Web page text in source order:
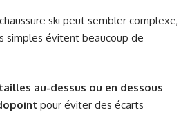
ski peut sembler complexe,
simples évitent beaucoup de
au-dessus ou en dessous
pour éviter des écarts